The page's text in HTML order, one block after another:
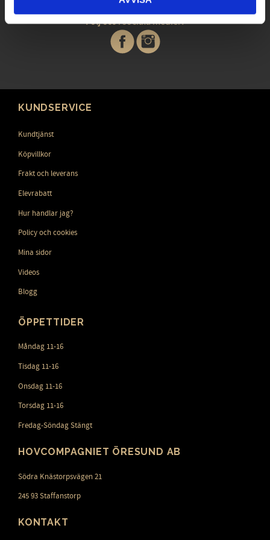
Följ ossi sociala medier!
KUNDSERVICE
Kundtjänst
Köpvillkor
Frakt och leverans
Elevrabatt
Hur handlar jag?
Policy och cookies
Mina sidor
Videos
Blogg
ÖPPETTIDER
Måndag 11-16
Tisdag 11-16
Onsdag 11-16
Torsdag 11-16
Fredag-Söndag Stängt
HOVCOMPAGNIET ÖRESUND AB
Södra Knästorpsvägen 21
245 93 Staffanstorp
KONTAKT